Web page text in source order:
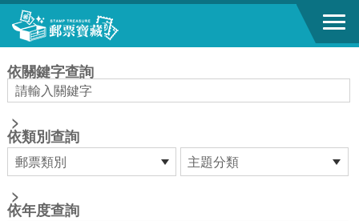
跳到主要內容區塊
依關鍵字查詢
>
依類別查詢
>
依年度查詢